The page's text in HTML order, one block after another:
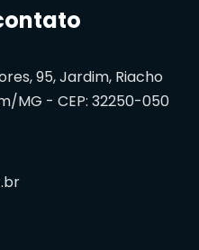
95, Jardim, Riacho
MG - CEP: 32250-050